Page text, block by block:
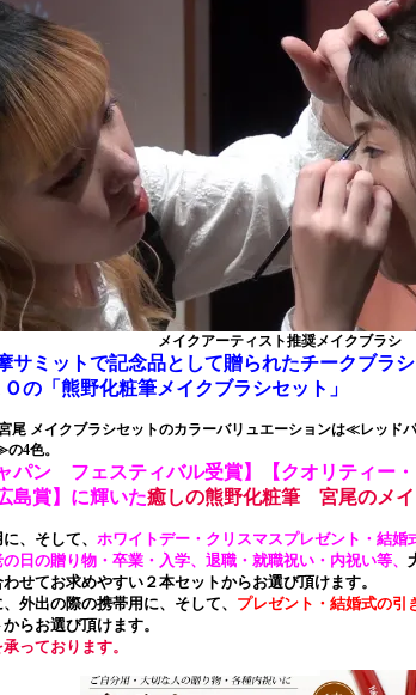
メイクアーティスト推奨メイクブラシ
ミットで記念品として贈られたチークブラ
の「熊野化粧筆メイクブラシセット」
尾 メイクブラシセットのカラーバリュエーションは≪レッ
4色。
パン フェスティバル受賞】【クオリティー・
島賞】に輝いた癒しの熊野化粧筆 宮尾のメ
、そして、 ホワイトデー・クリスマスプレゼント・結
日の贈り物・卒業・入学、退職・就職祝い・内祝い等、
せてお求めやすい２本セットからお選び頂けます。
外出の際の携帯用に、そして、 プレゼント・結婚式の引
からお選び頂けます。
っております。